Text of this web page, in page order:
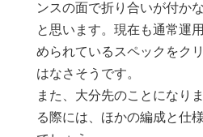
ンスの面で折り合いが付か
と思います。現在も通常運
められているスペックをク
はなさそうです。
また、大分先のことになり
る際には、ほかの編成と仕